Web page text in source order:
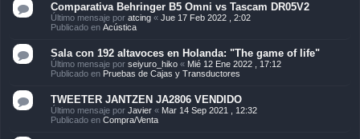
Comparativa Behringer B5 Omni vs Tascam DR05V2
Último mensaje por atcing « Jue 17 Feb 2022 , 2:02
Publicado en Acústica
Sala con 192 altavoces en Holanda: "The game of life"
Último mensaje por seiyuro_hiko « Mié 12 Ene 2022 , 17:12
Publicado en Pruebas de Cajas y Transductores
TWEETER JANTZEN JA2806 VENDIDO
Último mensaje por Javier « Mar 14 Sep 2021 , 12:32
Publicado en Compra/Venta